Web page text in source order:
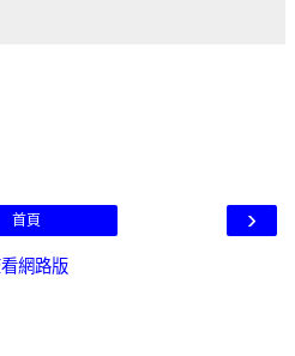
›
首頁
網路版